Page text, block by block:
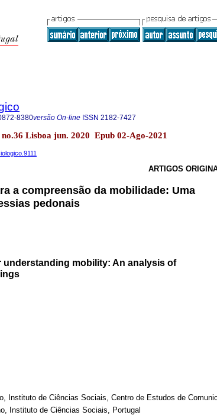
8380versão On-line ISSN 2182-7427
Lisboa jun. 2020 Epub 02-Ago-2021
ARTIGOS
a compreensão da mobilidade: Uma
pedonais
mobility: An analysis of
Instituto de Ciências Sociais, Centro de Estudos de
Instituto de Ciências Sociais, Portugal